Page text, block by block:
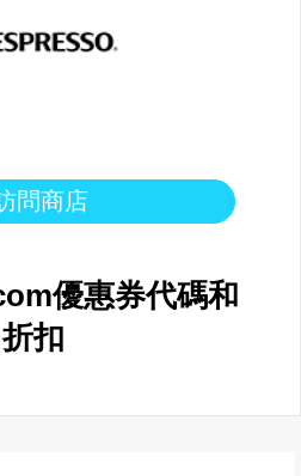
問商店
優惠券代碼和
折扣